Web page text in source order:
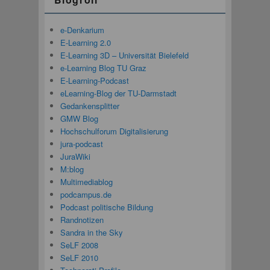
e-Denkarium
E-Learning 2.0
E-Learning 3D – Universität Bielefeld
e-Learning Blog TU Graz
E-Learning-Podcast
eLearning-Blog der TU-Darmstadt
Gedankensplitter
GMW Blog
Hochschulforum Digitalisierung
jura-podcast
JuraWiki
M:blog
Multimediablog
podcampus.de
Podcast politische Bildung
Randnotizen
Sandra in the Sky
SeLF 2008
SeLF 2010